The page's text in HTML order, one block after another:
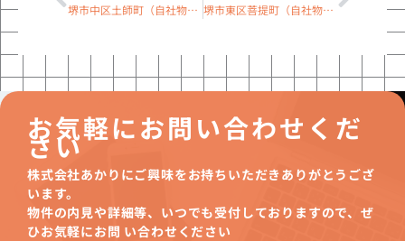
堺市中区土師町（自社物件 賃貸自主管理） 堺市東区菩提町（自社物件 賃貸自主管理）
お気軽にお問い合わせくだ
さい
株式会社あかりにご興味をお持ちいただきありがとうござ
います。
物件の内見や詳細等、いつでも受付しておりますので、ぜ
ひお気軽にお問 い合わせください